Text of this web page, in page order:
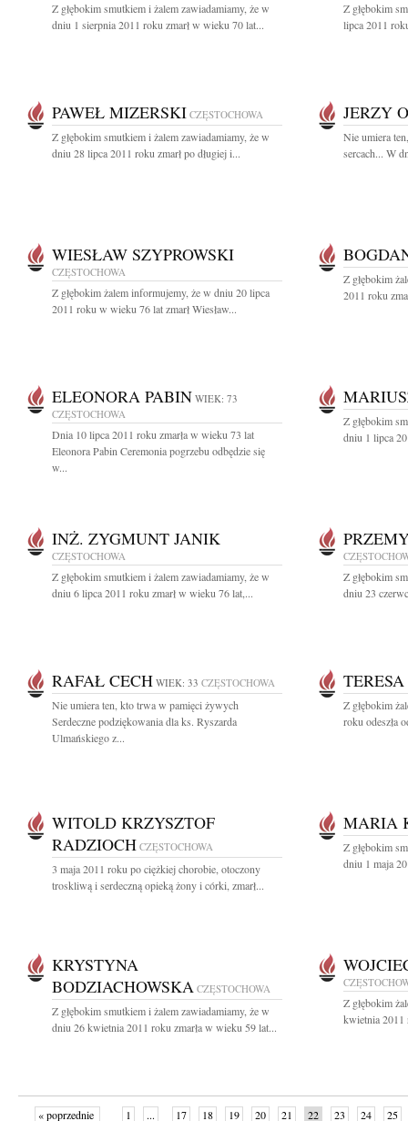
Z głębokim smutkiem i żalem zawiadamiamy, że w
dniu 1 sierpnia 2011 roku zmarł w wieku 70 lat...
Z głębokim
lipca 2011
PAWEŁ MIZERSKI CZĘSTOCHOWA
Z głębokim smutkiem i żalem zawiadamiamy, że w
dniu 28 lipca 2011 roku zmarł po długiej i...
JERZY
Nie umiera
sercach... W
WIESŁAW SZYPROWSKI
CZĘSTOCHOWA
Z głębokim żalem informujemy, że w dniu 20 lipca
2011 roku w wieku 76 lat zmarł Wiesław...
Z głębokim
2011 roku
ELEONORA PABIN WIEK: 73
CZĘSTOCHOWA
Dnia 10 lipca 2011 roku zmarła w wieku 73 lat
Eleonora Pabin Ceremonia pogrzebu odbędzie się
w...
Z głębokim
dniu 1 lipca
INŻ. ZYGMUNT JANIK
CZĘSTOCHOWA
Z głębokim smutkiem i żalem zawiadamiamy, że w
dniu 6 lipca 2011 roku zmarł w wieku 76 lat,...
Z głębokim
dniu 23
RAFAŁ CECH WIEK: 33 CZĘSTOCHOWA
Nie umiera ten, kto trwa w pamięci żywych
Serdeczne podziękowania dla ks. Ryszarda
Ulmańskiego z...
Z głębokim
roku odeszła
WITOLD KRZYSZTOF
RADZIOCH CZĘSTOCHOWA
3 maja 2011 roku po ciężkiej chorobie, otoczony
troskliwą i serdeczną opieką żony i córki, zmarł...
MARIA
Z głębokim
dniu 1 maja
KRYSTYNA
BODZIACHOWSKA CZĘSTOCHOWA
Z głębokim smutkiem i żalem zawiadamiamy, że w
dniu 26 kwietnia 2011 roku zmarła w wieku 59 lat...
Z głębokim
kwietnia 2011
« poprzednie 1 ... 17 18 19 20 21 22 23 24 25